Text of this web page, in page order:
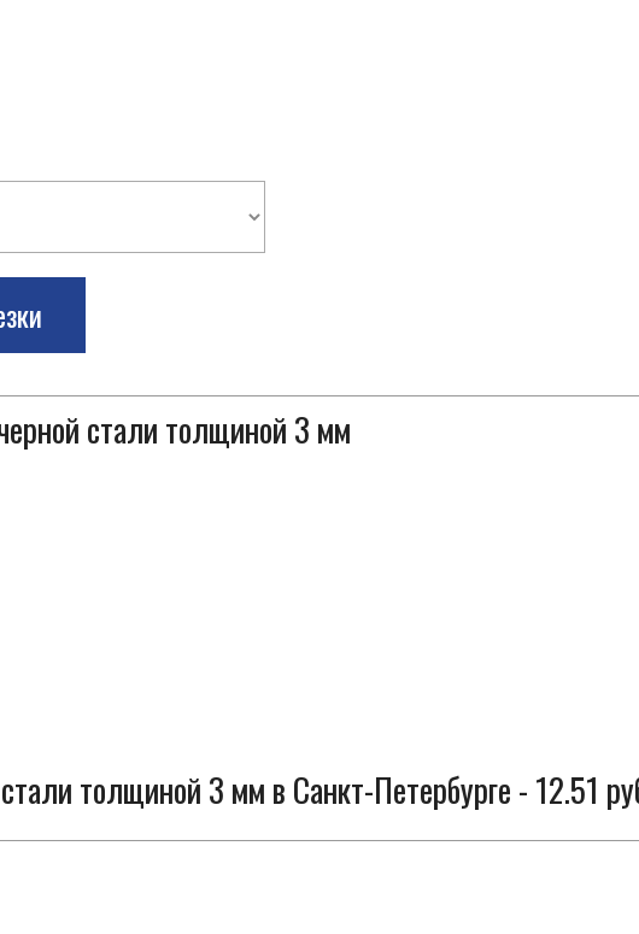
стали толщиной 3 мм
толщиной 3 мм в Санкт-Петербурге - 12.51